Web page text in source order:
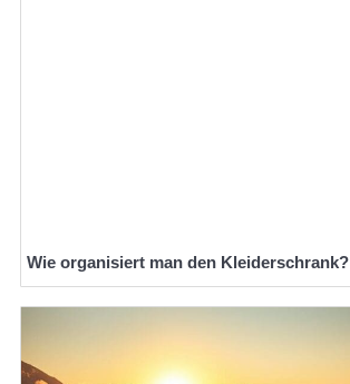
Wie organisiert man den Kleiderschrank?